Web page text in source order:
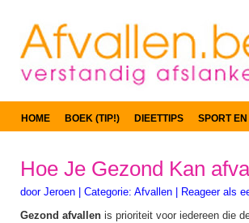
HOME BOEK (TIP!) DIEETTIPS SPORT
Hoe Je Gezond Kan
door Jeroen Categorie: Afvallen
Reageer als
Gezond afvallen is prioriteit voor iedereen die